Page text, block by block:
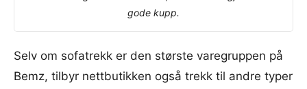
gode kupp.
Selv om sofatrekk er den største varegruppen på
Bemz, tilbyr nettbutikken også trekk til andre typer